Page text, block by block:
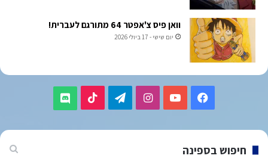
וואן פיס צ'אפטר 64 מתורגם לעברית!
יום שישי - 17 ביולי 2026
Facebook
YouTube
Instagram
Telegram
TikTok
Discord
חיפוש בספינה